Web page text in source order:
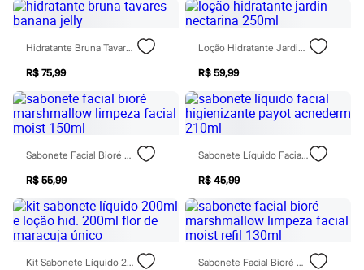
Rasteirinhas
Sandálias
Tênis
Diversão
Marcas
Baby Club
Fifteen
Miss Fifteen
Palomino
Calcinhas
Cuecas
Meias
Pijamas
Moda praia
Biquínis e Maiôs
Blusas de proteção
Sungas
Hidratante Bruna Tavares Banana Jelly
R$ 75,99
Loção Hidratante Jardin Nectarina 250ml
R$ 59,99
Sabonete Facial Bioré Marshmallow Limpeza Facial Moist 150ml
R$ 55,99
Sabonete Líquido Facial Higienizante Payot Acnederm 210ml
R$ 45,99
Kit Sabonete Líquido 200ml E Loção Hid. 200ml Flor De Maracuja Único Sabonete Facial Bioré Marshmallow Limpeza Facial Moist Refil 130ml